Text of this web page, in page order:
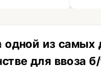
одной из самых
для ввоза